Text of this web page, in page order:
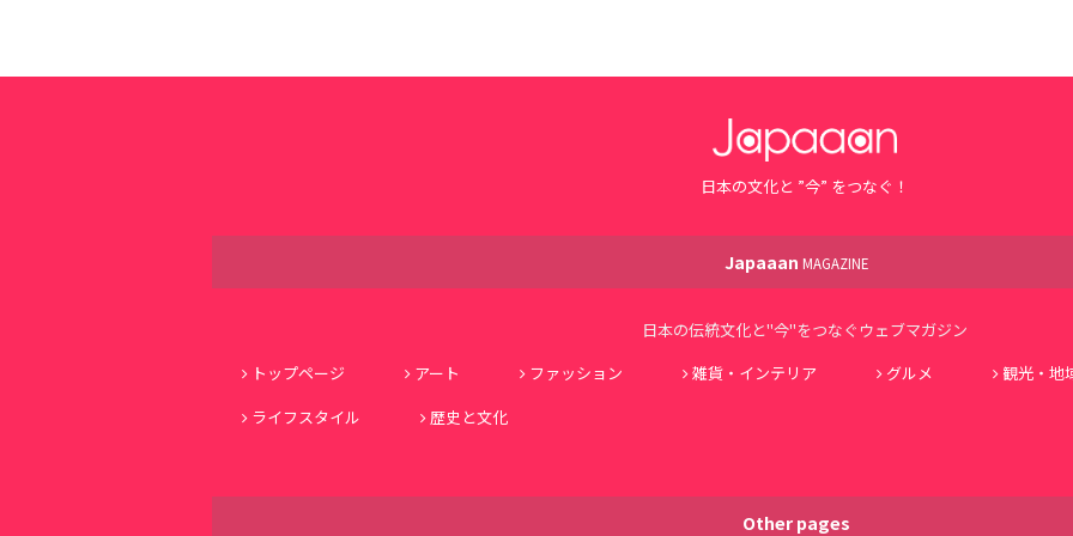
日本の文化と ”今” をつなぐ！
Japaaan MAGAZINE
日本の伝統文化と"今"をつなぐウェブマガジン
トップページ
アート ファッション 雑貨・インテリア グルメ 観光・地
ライフスタイル
歴史と文化
Other pages